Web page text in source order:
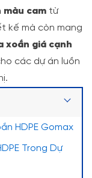
màu cam từ
kế mà còn mang
xoắn giá cạnh
các dự án luồn
HDPE Gomax
Trong Dự